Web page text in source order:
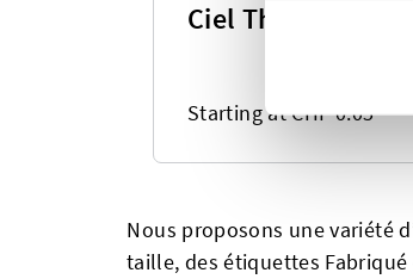
Ciel
Starting at CHF 0.05
Nous proposons une variété
taille, des étiquettes